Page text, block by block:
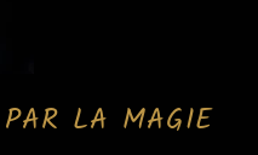
LA MAGIE